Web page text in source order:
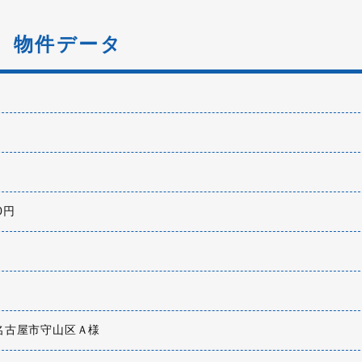
物件データ
古屋市守山区Ａ様